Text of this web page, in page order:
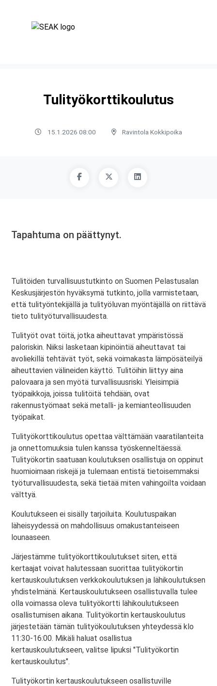
Tulityökorttikoulutus
15.1.2026 08:00 Ravintola Kokkipoika
Tapahtuma on päättynyt.
Tulitöiden turvallisuustutkinto on Suomen Pelastusalan
Keskusjärjestön hyväksymä tutkinto, jolla varmistetaan,
että tulityöntekijällä ja tulityöluvan myöntäjällä on riittävä
tieto tulityöturvallisuudesta.
Tulityöt ovat töitä, jotka aiheuttavat ympäristössä
paloriskin. Niiksi lasketaan kipinöintiä aiheuttavat tai
avoliekillä tehtävät työt, sekä voimakasta lämpösäteilyä
aiheuttavien välineiden käyttö. Tulitöihin liittyy aina
palovaara ja sen myötä turvallisuusriski. Yleisimpiä
työpaikkoja, joissa tulitöitä tehdään, ovat
rakennustyömaat sekä metalli- ja kemianteollisuuden
työpaikat.
Tulityökorttikoulutus opettaa välttämään vaaratilanteita
ja onnettomuuksia tulen kanssa työskenneltäessä.
Tulityökortin saatuaan koulutuksen osallistuja on oppinut
huomioimaan riskejä ja tulemaan entistä tietoisemmaksi
työturvallisuudesta, sekä tietää miten vahingoilta voidaan
välttyä.
Koulutukseen ei sisälly tarjoiluita. Koulutuspaikan
läheisyydessä on mahdollisuus omakustanteiseen
lounaaseen.
Järjestämme tulityökorttikoulutukset siten, että
kertaajat voivat halutessaan suorittaa tulityökortin
kertauskoulutuksen verkkokoulutuksen ja lähikoulutuksen
yhdistelmänä. Kertauskoulutukseen osallistuvalla tulee
olla voimassa oleva tulityökortti lähikoulutukseen
osallistumisen aikana. Tulityökortin kertauskoulutus
järjestetään tämän tulityökoulutuksen yhteydessä klo
11:30-16:00. Mikäli haluat osallistua
kertauskoulutukseen, valitse lipuksi "Tulityökortin
kertauskoulutus".
Tulityökortin kertauskoulutukseen osallistuville